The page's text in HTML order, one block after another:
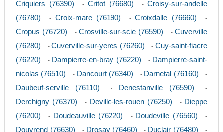
Criquiers (76390) - Critot (76680) -Croisy-sur-andelle
(76780)
- Croix-mare (76190) -Croixdalle (76660) -
Cropus (76720) -Crosville-sur-scie (76590) -Cuverville
(76280)
-Cuverville-sur-yeres (76260) -Cuy-saint-fiacre
(76220)
- Dampierre-en-bray (76220) - Dampierre-saint-
nicolas (76510)
- Dancourt (76340) - Darnetal (76160) -
Daubeuf-serville (76110) - Denestanville (76590) -
Derchigny (76370) - Deville-les-rouen (76250) - Dieppe
(76200)
- Doudeauville (76220) - Doudeville (76560) -
Douvrend (76630) - Drosay (76460) - Duclair (76480) -